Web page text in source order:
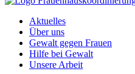
Aktuelles
Über uns
Gewalt gegen Frauen
Hilfe bei Gewalt
Unsere Arbeit